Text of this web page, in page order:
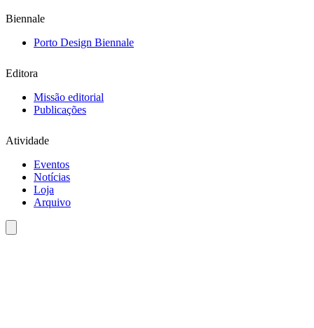
Biennale
Porto Design Biennale
Editora
Missão editorial
Publicações
Atividade
Eventos
Notícias
Loja
Arquivo